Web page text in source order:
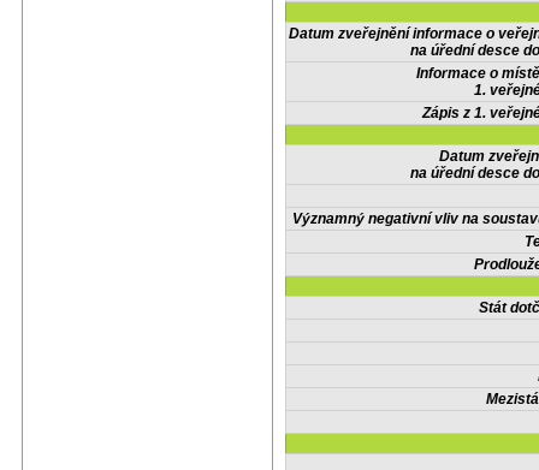
Datum zveřejnění informace o
na úřední desce
Informace o
1.
Zápis z 1.
Datum
na úřední desce
Významný negativní vliv na
Stát